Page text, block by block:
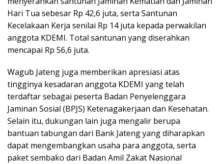
Hari Tua sebesar Rp 42,6 juta, serta Santunan
Kecelakaan Kerja senilai Rp 14 juta kepada perwakilan
anggota KDEMI. Total santunan yang diserahkan
mencapai Rp 56,6 juta.
Wagub Jateng juga memberikan apresiasi atas
tingginya kesadaran anggota KDEMI yang telah
terdaftar sebagai peserta Badan Penyelenggara
Jaminan Sosial (BPJS) Ketenagakerjaan dan Kesehatan.
Selain itu, dukungan lain juga mengalir berupa
bantuan tabungan dari Bank Jateng yang diharapkan
dapat mengembangkan usaha para anggota, serta
paket sembako dari Badan Amil Zakat Nasional